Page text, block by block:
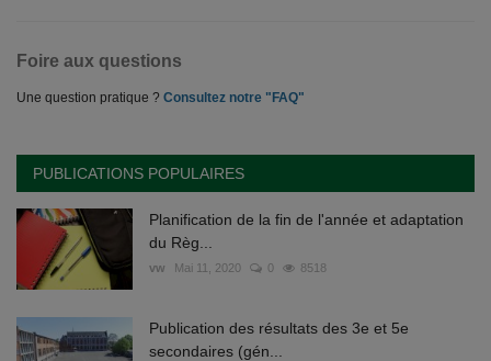
Foire aux questions
Une question pratique ? Consultez notre "FAQ"
PUBLICATIONS POPULAIRES
Planification de la fin de l'année et adaptation
du Règ...
vw Mai 11, 2020 0 8518
Publication des résultats des 3e et 5e
secondaires (gén...